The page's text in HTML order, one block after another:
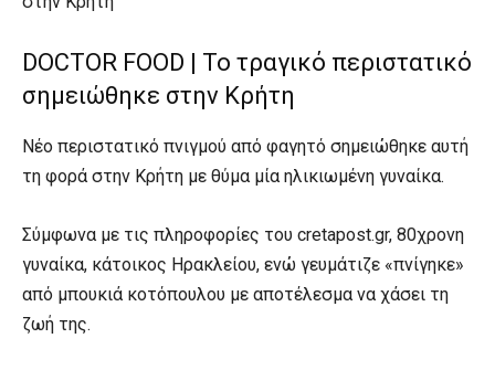
DOCTOR FOOD | Το τραγικό περιστατικό
σημειώθηκε στην Κρήτη
Νέο περιστατικό πνιγμού από φαγητό σημειώθηκε αυτή
τη φορά στην Κρήτη με θύμα μία ηλικιωμένη γυναίκα.
Σύμφωνα με τις πληροφορίες του cretapost.gr, 80χρονη
γυναίκα, κάτοικος Ηρακλείου, ενώ γευμάτιζε «πνίγηκε»
από μπουκιά κοτόπουλου με αποτέλεσμα να χάσει τη
ζωή της.